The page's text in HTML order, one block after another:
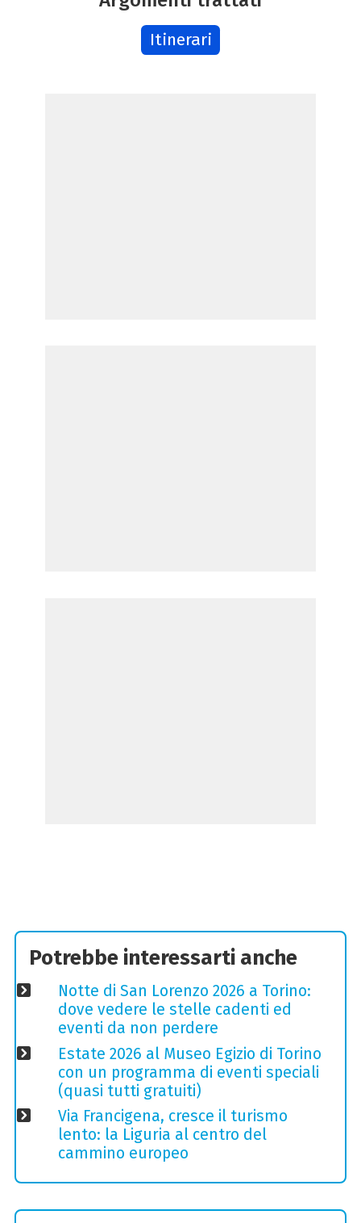
Itinerari
Potrebbe interessarti anche
Notte di San Lorenzo 2026 a Torino:
dove vedere le stelle cadenti ed
eventi da non perdere
Estate 2026 al Museo Egizio di Torino
con un programma di eventi speciali
(quasi tutti gratuiti)
Via Francigena, cresce il turismo
lento: la Liguria al centro del
cammino europeo